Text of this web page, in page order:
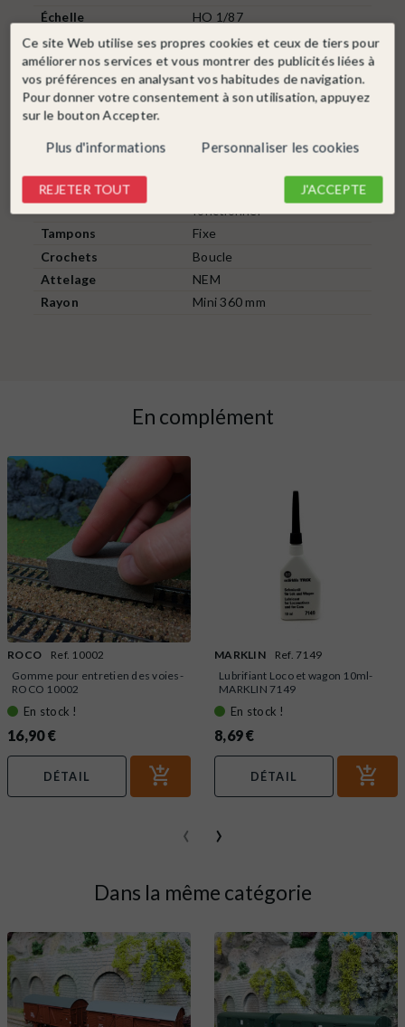
Échelle
HO 1/87
Epoque
IV
Compagnie ferroviaire
FS Italie
Alimentation
2 Rails DC
Numéro wagon
21 83 160 0 466-0 / 21 83
Matière
Plastique
Éclairage
Feu de fin de convoi
fonctionnel
Tampons
Fixe
Crochets
Boucle
Attelage
NEM
Rayon
Mini 360 mm
En complément
ROCO
Ref. 10002
Gomme pour entretien des voies-
ROCO 10002
En stock !
16,90 €
DÉTAIL
MARKLIN
Ref. 7149
Lubrifiant Loco et wagon 10ml-
MARKLIN 7149
En stock !
8,69 €
DÉTAIL
‹ ›
Dans la même catégorie
Ce site Web utilise ses propres cookies et ceux de tiers pour
améliorer nos services et vous montrer des publicités liées à
vos préférences en analysant vos habitudes de navigation.
Pour donner votre consentement à son utilisation, appuyez
sur le bouton Accepter.
Plus d'informations Personnaliser les cookies
REJETER TOUT J'ACCEPTE